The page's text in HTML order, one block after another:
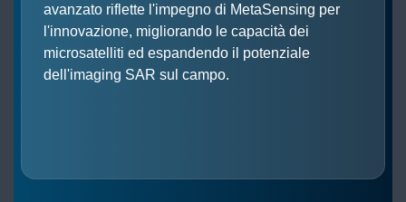
avanzato riflette l'impegno di MetaSensing per
l'innovazione, migliorando le capacità dei
microsatelliti ed espandendo il potenziale
dell'imaging SAR sul campo.